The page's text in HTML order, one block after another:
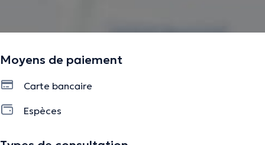
Moyens de paiement
Carte bancaire
Espèces